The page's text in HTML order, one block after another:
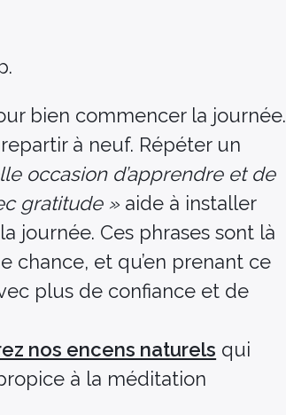
bien commencer la journée.
à neuf. Répéter un
occasion d’apprendre et de
gratitude » aide à installer
journée. Ces phrases sont là
chance, et qu’en prenant ce
plus de confiance et de
nos encens naturels qui
à la méditation